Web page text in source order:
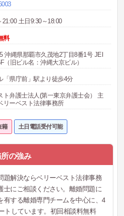
21:00 土日9:30～18:00
料
沖縄県那覇市久茂地2丁目8番1号 JEI
（旧ビル名：沖縄大京ビル）
「県庁前」駅より徒歩4分
ト弁護士法人(第一東京弁護士会） 主
ーベスト法律事務所
籍 土日電話受付可能
の強み
題解決ならベリーベスト法律事務
士にご相談ください。離婚問題に
有する離婚専門チームを中心に、4
トしています。初回相談料無料